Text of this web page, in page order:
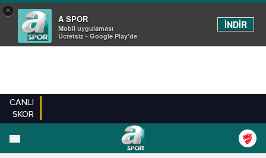
×
A SPOR
Mobil uygulaması
Ücretsiz - Google Play'de
İNDİR
CANLI
SKOR